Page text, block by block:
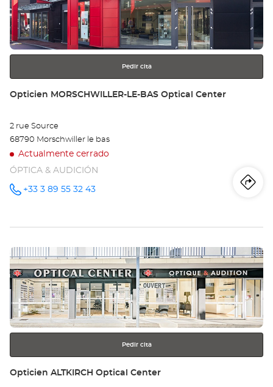
obtener
más
información
Pedir cita
Tienda:
Opticien MORSCHWILLER-LE-BAS Optical Center
2 rue Source
68790 Morschwiller le bas
Actualmente cerrado
ÓPTICA & AUDICIÓN
número
+33 3 89 55 32 43
a
LE-
Pulse
ENTER
para
obtener
más
información
Pedir cita
Tienda:
Opticien ALTKIRCH Optical Center